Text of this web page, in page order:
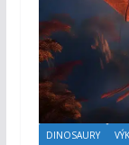
DINOSAURY